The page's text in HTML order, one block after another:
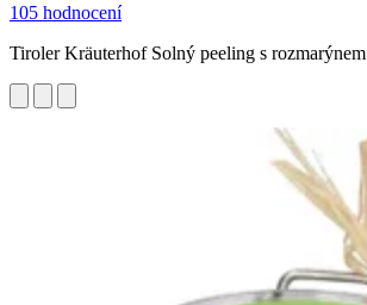
105 hodnocení
Tiroler Kräuterhof Solný peeling s rozmarýnem